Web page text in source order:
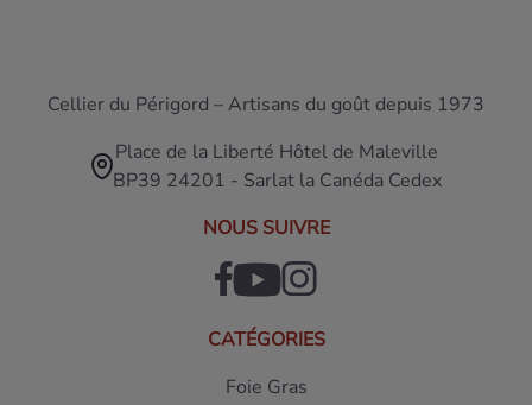
Cellier du Périgord – Artisans du goût depuis 1973
Place de la Liberté Hôtel de Maleville
BP39 24201 - Sarlat la Canéda Cedex
NOUS SUIVRE
CATÉGORIES
Foie Gras